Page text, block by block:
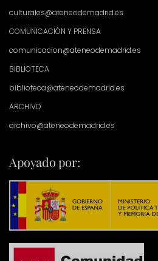
culturales@ateneodemadrid.es
COMUNICACIÓN Y PRENSA
comunicacion@ateneodemadrid.es
BIBLIOTECA
biblioteca@ateneodemadrid.es
ARCHIVO
archivo@ateneodemadrid.es
Apoyado por: